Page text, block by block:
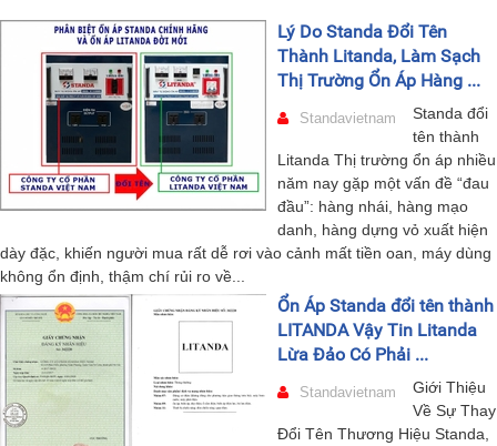
Lý Do Standa Đổi Tên
Thành Litanda, Làm Sạch
Thị Trường Ổn Áp Hàng ...
Standavietnam
Standa đổi
tên thành
Litanda Thị trường ổn áp nhiều
năm nay gặp một vấn đề “đau
đầu”: hàng nhái, hàng mạo
danh, hàng dựng vỏ xuất hiện
dày đặc, khiến người mua rất dễ rơi vào cảnh mất tiền oan, máy dùng
không ổn định, thậm chí rủi ro về...
Ổn Áp Standa đổi tên thành
LITANDA Vậy Tin Litanda
Lừa Đảo Có Phải ...
Standavietnam
Giới Thiệu
Về Sự Thay
Đổi Tên Thương Hiệu Standa,